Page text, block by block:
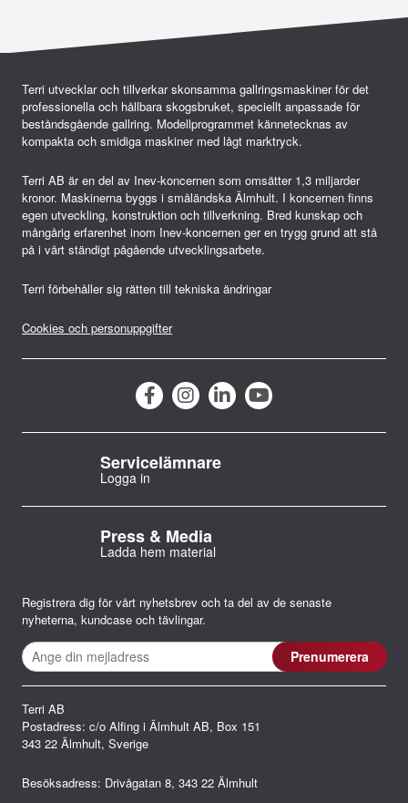
s
n
a
v
i
g
e
r
n
g
Terri utvecklar och tillverkar skonsamma gallringsmaskiner för det
professionella och hållbara skogsbruket, speciellt anpassade för
beståndsgående gallring. Modellprogrammet kännetecknas av
kompakta och smidiga maskiner med lågt marktryck.
Terri AB är en del av Inev-koncernen som omsätter 1,3 miljarder
kronor. Maskinerna byggs i småländska Älmhult. I koncernen finns
egen utveckling, konstruktion och tillverkning. Bred kunskap och
mångårig erfarenhet inom Inev-koncernen ger en trygg grund att stå
på i vårt ständigt pågående utvecklingsarbete.
Terri förbehåller sig rätten till tekniska ändringar
Cookies och personuppgifter
Servicelämnare
Logga in
Press & Media
Ladda hem material
Registrera dig för vårt nyhetsbrev och ta del av de senaste
nyheterna, kundcase och tävlingar.
Terri AB
Postadress: c/o Alfing i Älmhult AB, Box 151
343 22 Älmhult, Sverige
Besöksadress: Drivågatan 8, 343 22 Älmhult